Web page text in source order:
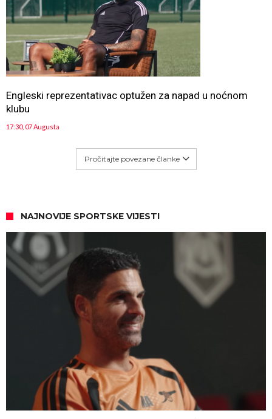
Engleski reprezentativac optužen za napad u noćnom
klubu
17:30, 07 Augusta
Pročitajte povezane članke
NAJNOVIJE SPORTSKE VIJESTI